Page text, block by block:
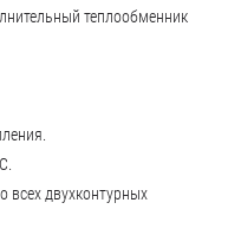
теплообменник
всех двухконтурных